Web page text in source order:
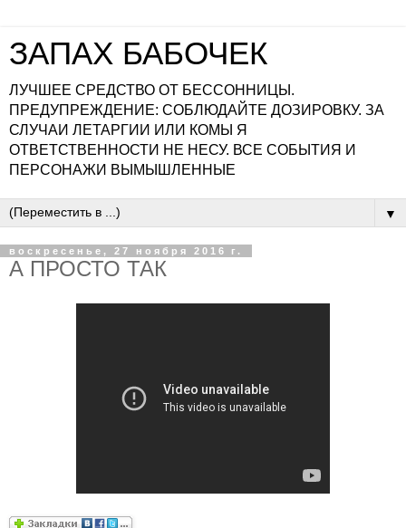
ЗАПАХ БАБОЧЕК
ЛУЧШЕЕ СРЕДСТВО ОТ БЕССОННИЦЫ.
ПРЕДУПРЕЖДЕНИЕ: СОБЛЮДАЙТЕ ДОЗИРОВКУ. ЗА
СЛУЧАИ ЛЕТАРГИИ ИЛИ КОМЫ Я
ОТВЕТСТВЕННОСТИ НЕ НЕСУ. ВСЕ СОБЫТИЯ И
ПЕРСОНАЖИ ВЫМЫШЛЕННЫЕ
▼
воскресенье, 27 ноября 2016 г.
А ПРОСТО ТАК